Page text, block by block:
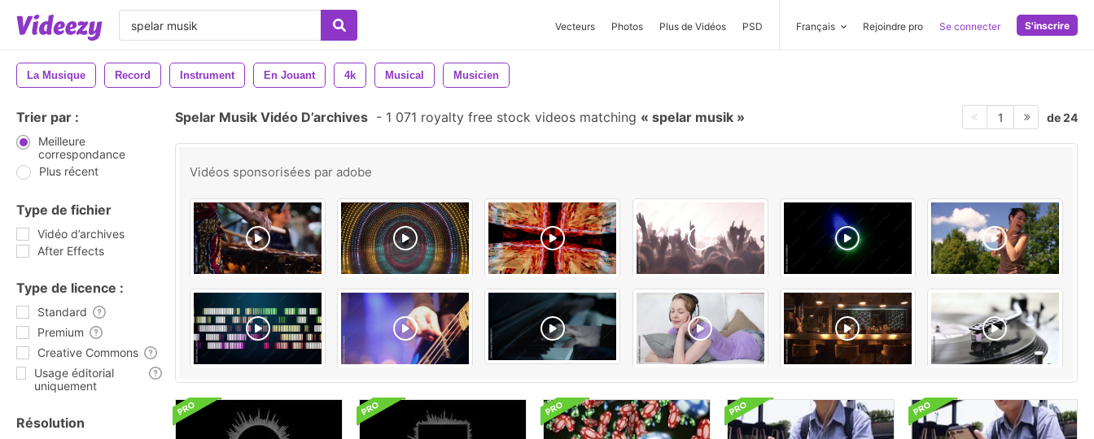
Vecteurs Photos Plus de Vidéos PSD Français Rejoindre pro Se connecter S'inscrire
La Musique Record Instrument En Jouant 4k Musical Musicien
Trier par :
Meilleure
correspondance
Plus récent
Type de fichier
Vidéo d’archives
After Effects
Type de licence :
Standard
Premium
Creative Commons
Usage éditorial
uniquement
Résolution
Spelar Musik Vidéo D’archives - 1 071 royalty free stock videos matching spelar musik 1 de 24
Vidéos sponsorisées par adobe